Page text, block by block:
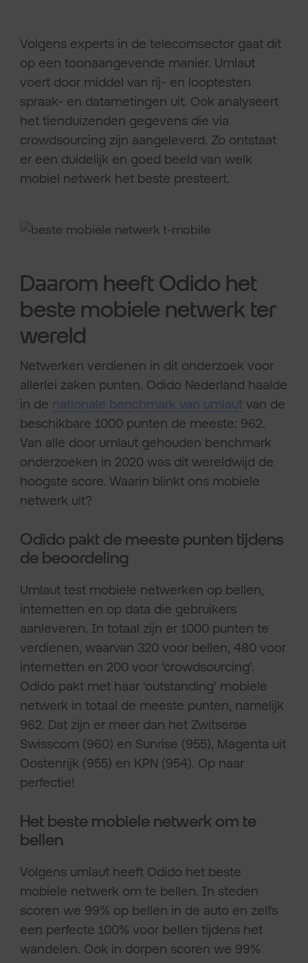
Volgens experts in de telecomsector gaat dit
op een toonaangevende manier. Umlaut
voert door middel van rij- en looptesten
spraak- en datametingen uit. Ook analyseert
het tienduizenden gegevens die via
crowdsourcing zijn aangeleverd. Zo ontstaat
er een duidelijk en goed beeld van welk
mobiel netwerk het beste presteert.
Daarom heeft Odido het
beste mobiele netwerk ter
wereld
Netwerken verdienen in dit onderzoek voor
allerlei zaken punten. Odido Nederland haalde
in de nationale benchmark van umlautvan de
beschikbare 1000 punten de meeste: 962.
Van alle door umlaut gehouden benchmark
onderzoeken in 2020 was dit wereldwijd de
hoogste score. Waarin blinkt ons mobiele
netwerk uit?
Odido pakt de meeste punten tijdens
de beoordeling
Umlaut test mobiele netwerken op bellen,
internetten en op data die gebruikers
aanleveren. In totaal zijn er 1000 punten te
verdienen, waarvan 320 voor bellen, 480 voor
internetten en 200 voor ‘crowdsourcing’.
Odido pakt met haar ‘outstanding’ mobiele
netwerk in totaal de meeste punten, namelijk
962. Dat zijn er meer dan het Zwitserse
Swisscom (960) en Sunrise (955), Magenta uit
Oostenrijk (955) en KPN (954). Op naar
perfectie!
Het beste mobiele netwerk om te
bellen
Volgens umlaut heeft Odido het beste
mobiele netwerk om te bellen. In steden
scoren we 99% op bellen in de auto en zelfs
een perfecte 100% voor bellen tijdens het
wandelen. Ook in dorpen scoren we 99%